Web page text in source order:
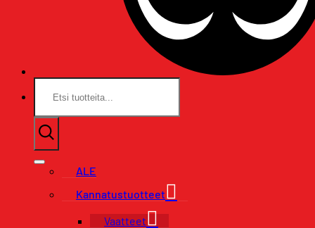
Etsi:
ALE
Kannatustuotteet
Vaatteet